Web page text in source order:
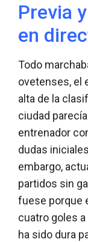
Previa
en
Todo
ovetenses, el
alta de la
ciudad
entrenador
dudas
embargo,
partidos sin
fuese porque
cuatro goles
ha sido dura